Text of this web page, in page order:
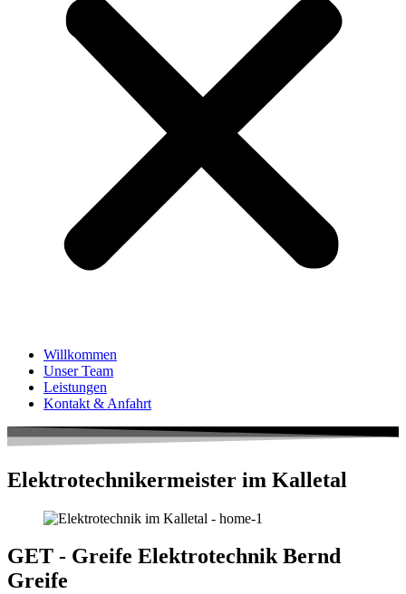
Willkommen
Unser Team
Leistungen
Kontakt & Anfahrt
Elektro­techniker­meister im Kalletal
GET - Greife Elektrotechnik Bernd
Greife